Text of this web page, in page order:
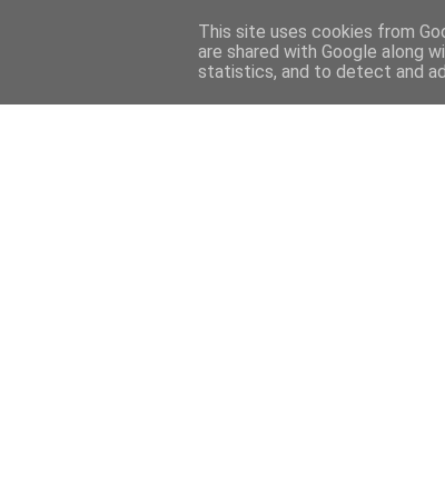
This site uses cookies from
are shared with Google along
statistics, and to detect and